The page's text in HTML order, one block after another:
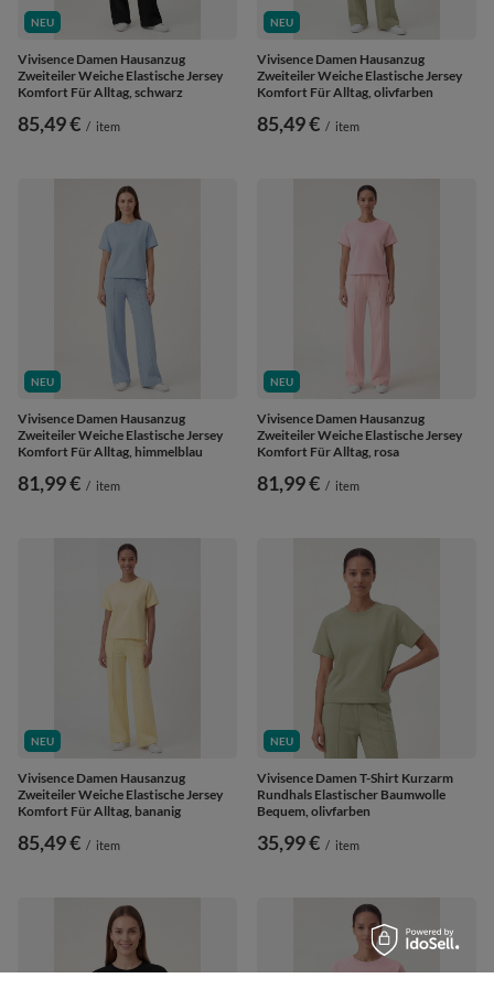
NEU
Vivisence Damen Hausanzug
Zweiteiler Weiche Elastische Jersey
Komfort Für Alltag, schwarz
85,49 € / item
NEU
Vivisence Damen Hausanzug
Zweiteiler Weiche Elastische Jersey
Komfort Für Alltag, olivfarben
85,49 € / item
NEU
Vivisence Damen Hausanzug
Zweiteiler Weiche Elastische Jersey
Komfort Für Alltag, himmelblau
81,99 € / item
NEU
Vivisence Damen Hausanzug
Zweiteiler Weiche Elastische Jersey
Komfort Für Alltag, rosa
81,99 € / item
NEU
Vivisence Damen Hausanzug
Zweiteiler Weiche Elastische Jersey
Komfort Für Alltag, bananig
85,49 € / item
NEU
Vivisence Damen T-Shirt Kurzarm
Rundhals Elastischer Baumwolle
Bequem, olivfarben
35,99 € / item